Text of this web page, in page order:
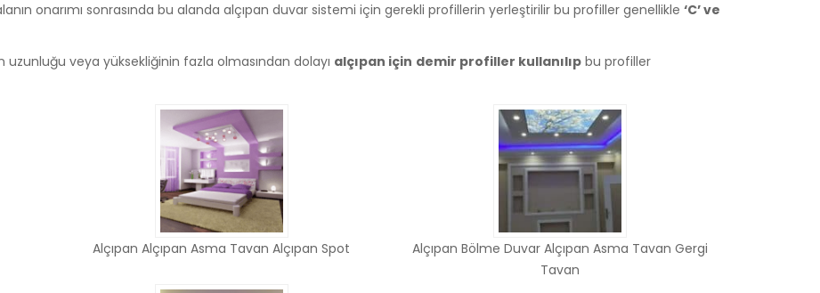
onarımı sonrasında bu alanda alçıpan duvar sistemi için gerekli profillerin yerleştirilir bu profiller genellikle ‘C’ ve
veya yüksekliğinin fazla olmasından dolayı alçıpan için demir profiller kullanılıp bu profiller
Alçıpan Alçıpan Asma Tavan Alçıpan Spot
Alçıpan Bölme Duvar Alçıpan Asma Tavan Gergi
Tavan